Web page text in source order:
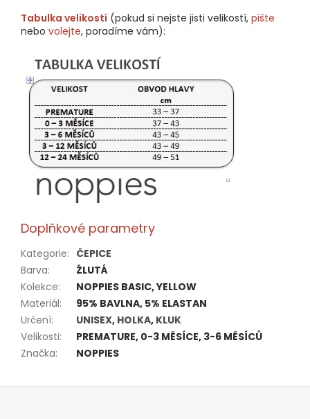
Tabulka velikostí (pokud si nejste jisti velikostí, pište
nebo volejte, poradíme vám):
Doplňkové parametry
Kategorie: ČEPICE
Barva:
ŽLUTÁ
Kolekce:
NOPPIES BASIC, YELLOW
Materiál:
95% BAVLNA, 5% ELASTAN
Určení: UNISEX, HOLKA, KLUK
Velikosti:
PREMATURE, 0-3 MĚSÍCE, 3-6 MĚSÍCŮ
Značka: NOPPIES
Z